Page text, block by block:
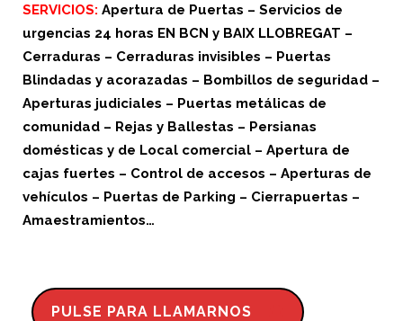
SERVICIOS: Apertura de Puertas – Servicios de
urgencias 24 horas EN BCN y BAIX LLOBREGAT –
Cerraduras – Cerraduras invisibles – Puertas
Blindadas y acorazadas – Bombillos de seguridad –
Aperturas judiciales – Puertas metálicas de
comunidad – Rejas y Ballestas – Persianas
domésticas y de Local comercial – Apertura de
cajas fuertes – Control de accesos – Aperturas de
vehículos – Puertas de Parking – Cierrapuertas –
Amaestramientos…
PULSE PARA LLAMARNOS